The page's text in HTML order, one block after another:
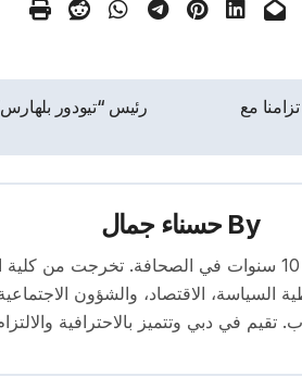
مع
رئيس “تيودور
By حسناء جمال
محررة في جريدة المقال بخبرة تتجاوز 10 سنوات في
الاقتصاد، والشؤون
في دبي وتتميز بالاحترافية